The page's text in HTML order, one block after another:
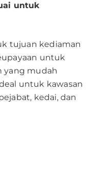
untuk
tujuan kediaman
untuk
yang mudah
untuk kawasan
kedai, dan